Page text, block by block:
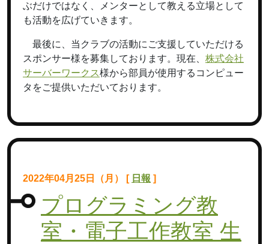
ぶだけではなく、メンターとして教える立場として
も活動を広げていきます。
最後に、当クラブの活動にご支援していただける
スポンサー様を募集しております。現在、 株式会社
サーバーワークス様から部員が使用するコンピュー
タをご提供いただいております。
2022年04月25日（月） [ 日報 ]
プログラミング教
室・電子工作教室 生